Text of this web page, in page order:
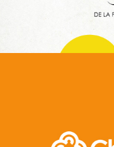
Web, Intranet et Extranet